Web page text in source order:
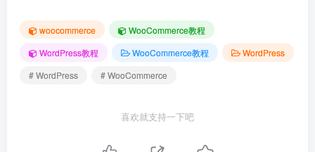
woocommerce
WooCommerce教程
WordPress教程
WooCommerce教程
WordPress
# WordPress
# WooCommerce
喜欢就支持一下吧